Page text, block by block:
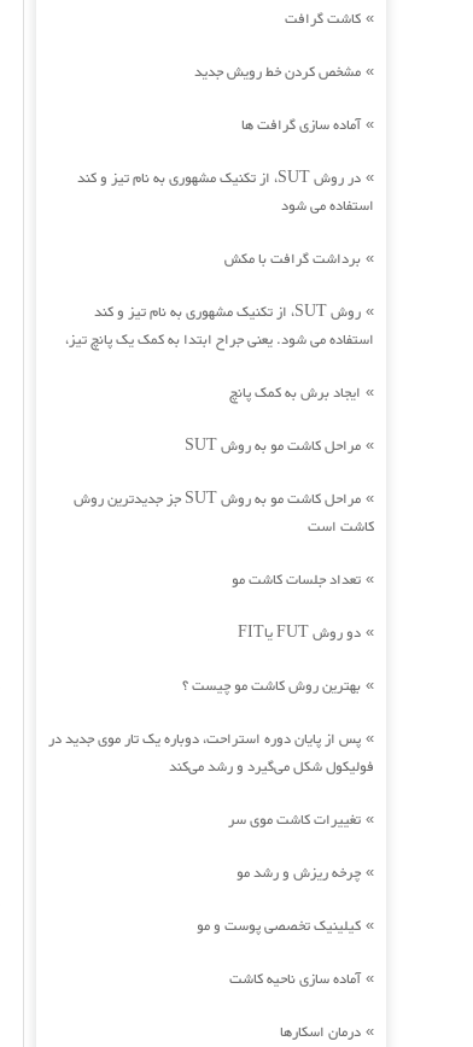
» کاشت گرافت
» مشخص کردن خط رویش جدید
»آماده سازی گرافت ها
»
در روش SUT، از تکنیک مشهوری به نام تیز و کند
استفاده می شود
» برداشت گرافت با مکش
»
روش SUT، از تکنیک مشهوری به نام تیز و کند
استفاده می شود. یعنی جراح ابتدا به کمک یک پانچ تیز،
» ایجاد برش به کمک پانچ
» مراحل کاشت مو به روش SUT
»
مراحل کاشت مو به روش SUT جز جدیدترین روش
کاشت است
» تعداد جلسات کاشت مو
» دو روش FUT یاFIT
» بهترین روش کاشت مو چیست ؟
» پس از پایان دوره استراحت، دوباره یک تار موی جدید در
فولیکول شکل می‌گیرد و رشد می‌کند
» تغییرات کاشت موی سر
» چرخه ریزش و رشد مو
» کیلینیک تخصصی پوست و مو
»آماده سازی ناحیه کاشت
» درمان اسکارها